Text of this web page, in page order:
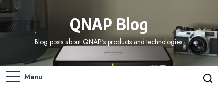
QNAP Blog
Blog posts about QNAP's products and technologies.
Menu